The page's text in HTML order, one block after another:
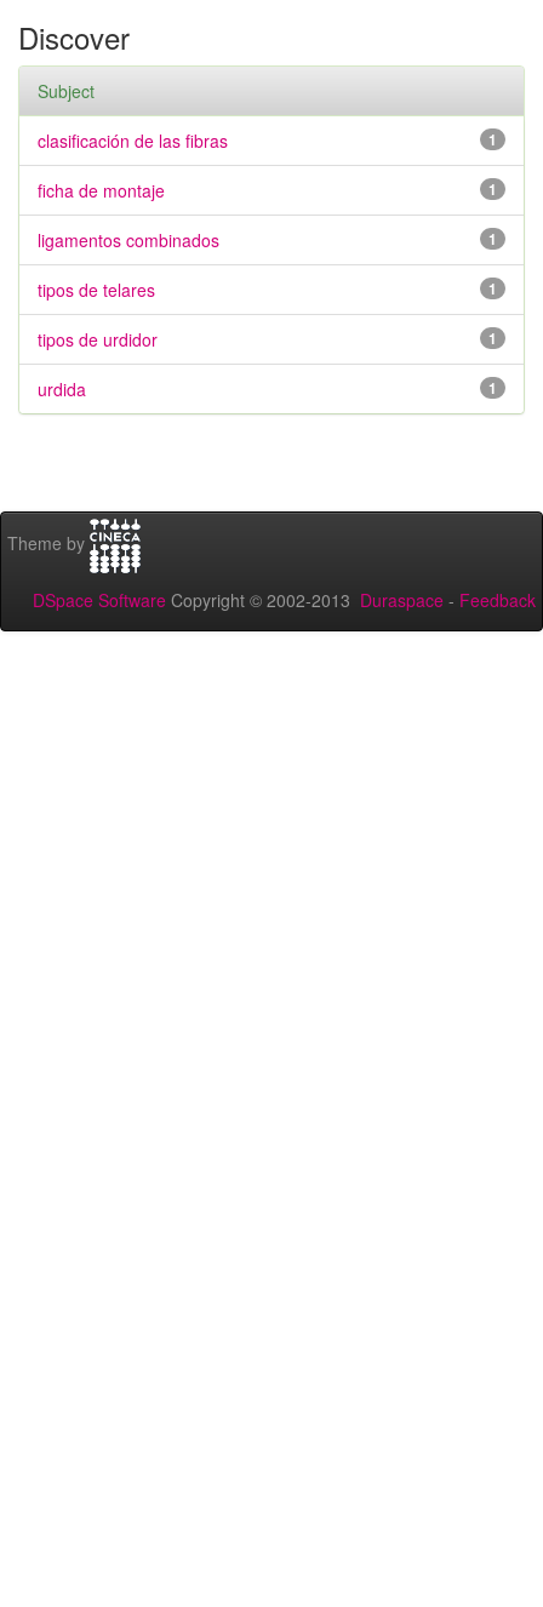
Discover
Subject
1
clasificación de las fibras
1
ficha de montaje
1
ligamentos combinados
1
tipos de telares
1
tipos de urdidor
1
urdida
Theme by
DSpace Software Copyright © 2002-2013 Duraspace - Feedback